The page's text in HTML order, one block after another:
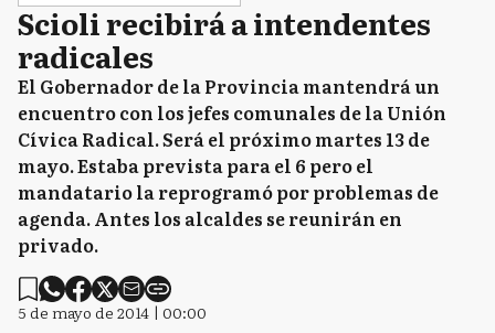
Scioli recibirá a intendentes
radicales
El Gobernador de la Provincia mantendrá un
encuentro con los jefes comunales de la Unión
Cívica Radical. Será el próximo martes 13 de
mayo. Estaba prevista para el 6 pero el
mandatario la reprogramó por problemas de
agenda. Antes los alcaldes se reunirán en
privado.
5 de mayo de 2014 | 00:00